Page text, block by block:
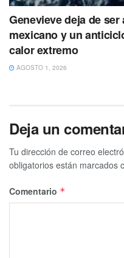
Genevieve deja de
mexicano y un
calor extremo
AGOSTO 1, 2026
Deja un
Tu dirección de correo
obligatorios están marcados
Comentario *